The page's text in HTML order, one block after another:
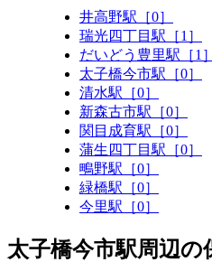
井高野駅［0］
瑞光四丁目駅［1］
だいどう豊里駅［1］
太子橋今市駅［0］
清水駅［0］
新森古市駅［0］
関目成育駅［0］
蒲生四丁目駅［0］
鴫野駅［0］
緑橋駅［0］
今里駅［0］
太子橋今市駅周辺の